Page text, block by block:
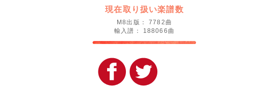
現在取り扱い楽譜数
M8出版： 7782曲
輸入譜： 188066曲